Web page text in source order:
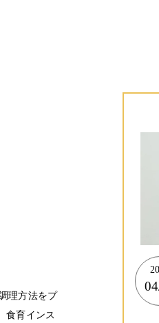
理方法をプ
食育インス